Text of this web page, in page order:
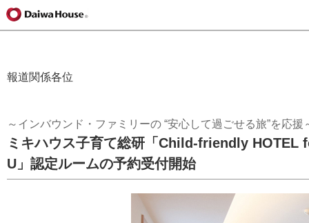
報道関係各位
～インバウンド・ファミリーの “安心して過ごせる旅”を応援
ミキハウス子育て総研「Child-friendly HOTEL
U」認定ルームの予約受付開始